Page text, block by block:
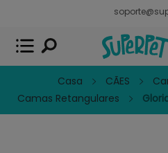
Casa CÃES
Camas Retangulares
Superpet, comida para
APP GRATIS - En Google